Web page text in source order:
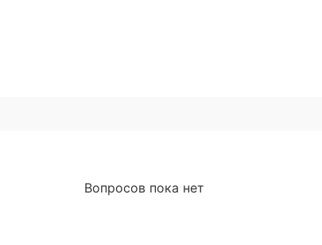
Вопросов пока нет